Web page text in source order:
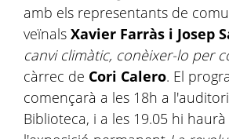
amb els representants de
veïnals Xavier Farràs i Josep
canvi climàtic, conèixer-lo per
càrrec de Cori Calero. El
començarà a les 18h a
Biblioteca, i a les 19.05 hi